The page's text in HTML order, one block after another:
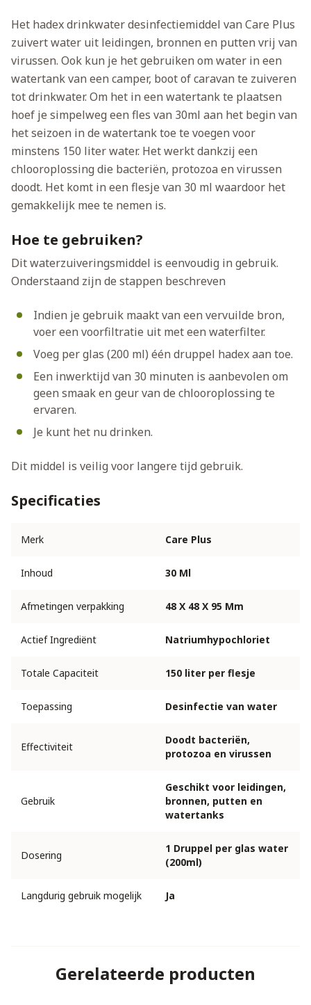
Het hadex drinkwater desinfectiemiddel van Care Plus
zuivert water uit leidingen, bronnen en putten vrij van
virussen. Ook kun je het gebruiken om water in een
watertank van een camper, boot of caravan te zuiveren
tot drinkwater. Om het in een watertank te plaatsen
hoef je simpelweg een fles van 30ml aan het begin van
het seizoen in de watertank toe te voegen voor
minstens 150 liter water. Het werkt dankzij een
chlooroplossing die bacteriën, protozoa en virussen
doodt. Het komt in een flesje van 30 ml waardoor het
gemakkelijk mee te nemen is.
Hoe te gebruiken?
Dit waterzuiveringsmiddel is eenvoudig in gebruik.
Onderstaand zijn de stappen beschreven
Indien je gebruik maakt van een vervuilde bron,
voer een voorfiltratie uit met een waterfilter.
Voeg per glas (200 ml) één druppel hadex aan toe.
Een inwerktijd van 30 minuten is aanbevolen om
geen smaak en geur van de chlooroplossing te
ervaren.
Je kunt het nu drinken.
Dit middel is veilig voor langere tijd gebruik.
Specificaties
Merk Care Plus
Inhoud 30 Ml
Afmetingen verpakking 48 X 48 X 95 Mm
Actief Ingrediënt Natriumhypochloriet
Totale Capaciteit 150 liter per flesje
Toepassing Desinfectie van water
Effectiviteit
Doodt bacteriën,
protozoa en virussen
Gebruik
Geschikt voor leidingen,
bronnen, putten en
watertanks
Dosering
1 Druppel per glas water
(200ml)
Langdurig gebruik mogelijk Ja
Gerelateerde producten